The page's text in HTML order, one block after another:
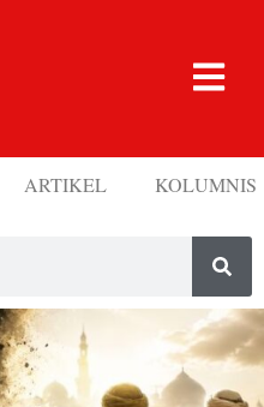
ARTIKEL KOLUMNIS